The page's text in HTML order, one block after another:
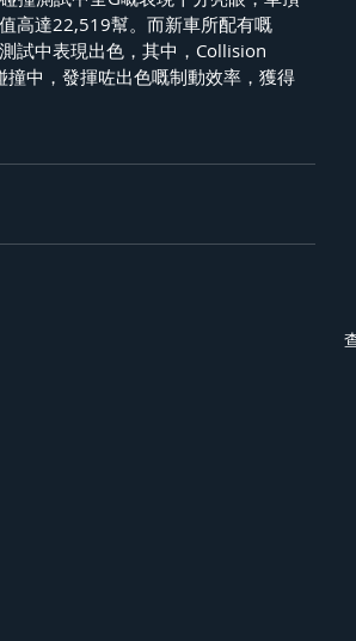
高達22,519幫。而新車所配有嘅
試中表現出色，其中，Collision
中，發揮咗出色嘅制動效率，獲得